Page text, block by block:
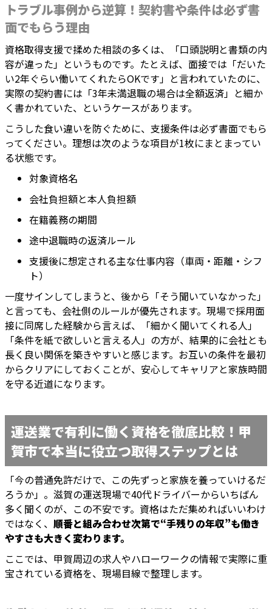
トラブル事例から逆算！契約書や条件は必ず書
面でもらう理由
資格取得支援で揉めた相談の多くは、「口頭説明と書類の内
容が違った」というものです。たとえば、面接では「だいた
い2年ぐらい働いてくれたらOKです」と言われていたのに、
実際の契約書には「3年未満退職の場合は全額返済」と細か
く書かれていた、というケースがあります。
こうした食い違いを防ぐために、支援条件は必ず書面でもら
ってください。理想は次のような項目が1枚にまとまってい
る状態です。
対象資格名
会社負担額と本人負担額
在籍義務の期間
途中退職時の返済ルール
支援後に想定される主な仕事内容（車両・距離・シフ
ト）
一度サインしてしまうと、後から「そう聞いていなかった」
と言っても、会社側のルールが優先されます。現場で採用面
接に同席した経験から言えば、「細かく聞いてくれる人」
「条件を紙で欲しいと言える人」の方が、結果的に会社とも
長く良い関係を築きやすいと感じます。お互いの条件を最初
からクリアにしておくことが、安心してキャリアと家族時間
を守る近道になります。
運送業で有利に働く資格を徹底比較！甲
賀市で本当に役立つ取得ステップとは
「今の普通免許だけで、この先ずっと家族を養っていけるだ
ろうか」。滋賀の運送現場で40代ドライバーからいちばん
多く聞くのが、この不安です。資格はただ集めればいいわけ
ではなく、 順番と組み合わせ次第で“手残りの年収”も働き
やすさも大きく変わります。
ここでは、甲賀周辺の求人やハローワークの情報で実際に重
宝されている資格を、現場目線で整理します。